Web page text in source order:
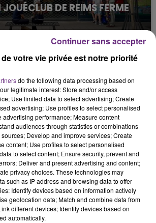
DE REIMS FERME
institutions du centre-ville
JouéClub est contraint de
21h01
21h01
TEMPER CITY
Self Aware
votre vie privée est notre priorité
do the following data processing based on
legitimate interest: Store and/or access
Use limited data to select advertising; Create
advertising; Use profiles to select personalised
advertising performance; Measure content
audiences through statistics or combinations
Develop and improve services; Create
content; Use profiles to select personalised
to select content; Ensure security, prevent and
Deliver and present advertising and content;
privacy choices. These technologies may
such as IP address and browsing data to offer
Identify devices based on information actively
geolocation data; Match and combine data from
different devices; Identify devices based on
automatically.
Continuer sans accepter